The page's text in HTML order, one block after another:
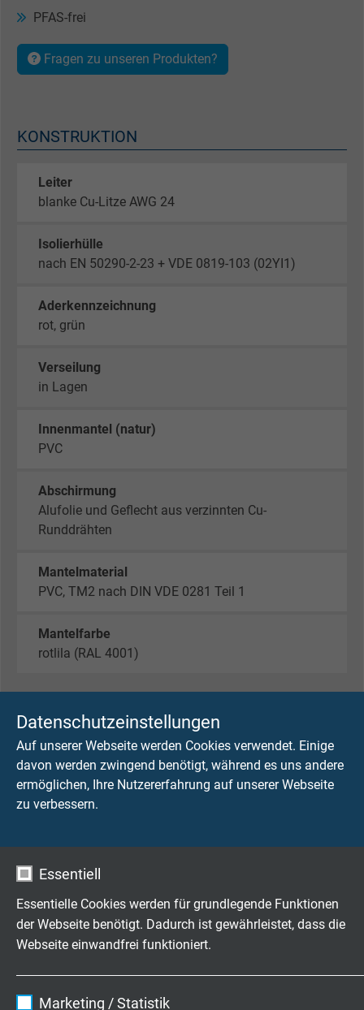
Datenschutzeinstellungen
Auf unserer Webseite werden Cookies verwendet. Einige
davon werden zwingend benötigt, während es uns andere
ermöglichen, Ihre Nutzererfahrung auf unserer Webseite
zu verbessern.
Essentiell
Essentielle Cookies werden für grundlegende Funktionen
der Webseite benötigt. Dadurch ist gewährleistet, dass die
Webseite einwandfrei funktioniert.
Marketing / Statistik
PFAS-frei
Fragen zu unseren Produkten?
KONSTRUKTION
Leiter
blanke Cu-Litze AWG 24
Isolierhülle
nach EN 50290-2-23 + VDE 0819-103 (02YI1)
Aderkennzeichnung
rot, grün
Verseilung
in Lagen
Innenmantel (natur)
PVC
Abschirmung
Alufolie und Geflecht aus verzinnten Cu-
Runddrähten
Mantelmaterial
PVC, TM2 nach DIN VDE 0281 Teil 1
Mantelfarbe
rotlila (RAL 4001)
TECHNISCHE DATEN
Betriebsspitzenspannung
max. 350 V
300 V
Ader/Ader: 2000 V
Ader/Schirm: 2000 V
Mindestbiegeradius